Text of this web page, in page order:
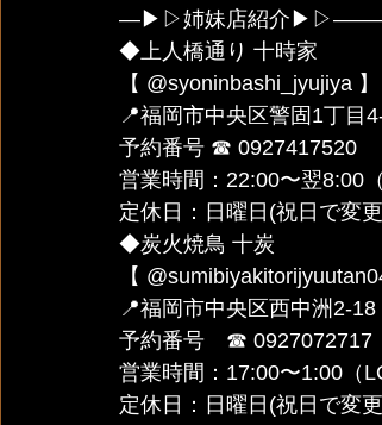
—▶︎▷姉妹店紹介
◆上人橋通り 十時家
【 @syoninbashi_jyujiya 】
📍福岡市中央区警固1丁目
予約番号 ☎︎ 0927417520
営業時間：22:00〜翌8:00
定休日：日曜日(祝日で変
◆炭火焼鳥 十炭
【
📍福岡市中央区西中洲2-18
予約番号　☎︎ 0927072717
営業時間：17:00〜1:00（
定休日：日曜日(祝日で変